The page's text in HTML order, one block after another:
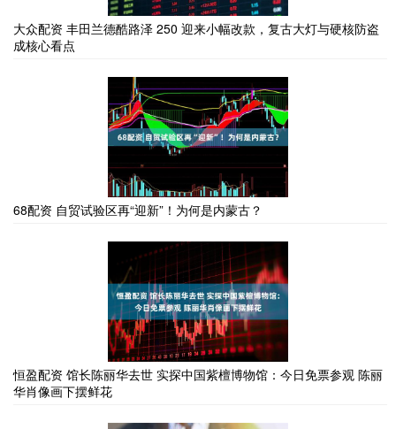
大众配资 丰田兰德酷路泽 250 迎来小幅改款，复古大灯与硬核防盗
成核心看点
68配资 自贸试验区再“迎新”！为何是内蒙古？
恒盈配资 馆长陈丽华去世 实探中国紫檀博物馆：今日免票参观 陈丽
华肖像画下摆鲜花